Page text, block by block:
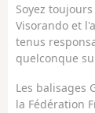
Soyez
Visorando et
tenus
quelconque
Les balisages
la Fédération